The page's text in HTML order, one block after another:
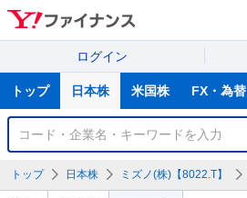
ログイン
サ
トップ 日本株 米国株 FX・為替
銘
検
トップ 日本株 ミズノ(株)【8022.T】